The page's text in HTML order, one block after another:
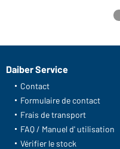
Daiber Service
Contact
Formulaire de contact
Frais de transport
FAQ / Manuel d' utilisation
Vérifier le stock